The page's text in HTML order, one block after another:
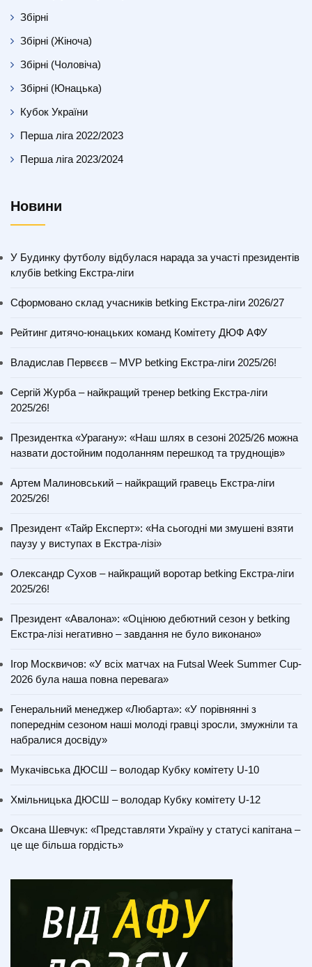
Збірні
Збірні (Жіноча)
Збірні (Чоловіча)
Збірні (Юнацька)
Кубок України
Перша ліга 2022/2023
Перша ліга 2023/2024
Новини
У Будинку футболу відбулася нарада за участі президентів
клубів betking Екстра-ліги
Сформовано склад учасників betking Екстра-ліги 2026/27
Рейтинг дитячо-юнацьких команд Комітету ДЮФ АФУ
Владислав Первєєв – MVP betking Екстра-ліги 2025/26!
Сергій Журба – найкращий тренер betking Екстра-ліги
2025/26!
Президентка «Урагану»: «Наш шлях в сезоні 2025/26 можна
назвати достойним подоланням перешкод та труднощів»
Артем Малиновський – найкращий гравець Екстра-ліги
2025/26!
Президент «Тайр Експерт»: «На сьогодні ми змушені взяти
паузу у виступах в Екстра-лізі»
Олександр Сухов – найкращий воротар betking Екстра-ліги
2025/26!
Президент «Авалона»: «Оцінюю дебютний сезон у betking
Екстра-лізі негативно – завдання не було виконано»
Ігор Москвичов: «У всіх матчах на Futsal Week Summer Cup-
2026 була наша повна перевага»
Генеральний менеджер «Любарта»: «У порівнянні з
попереднім сезоном наші молоді гравці зросли, змужніли та
набралися досвіду»
Мукачівська ДЮСШ – володар Кубку комітету U-10
Хмільницька ДЮСШ – володар Кубку комітету U-12
Оксана Шевчук: «Представляти Україну у статусі капітана –
це ще більша гордість»